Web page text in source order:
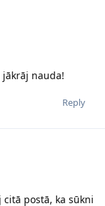
nauda!
Reply
postā, ka sūkni